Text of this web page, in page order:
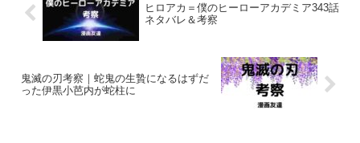
ヒロアカ＝僕のヒーローアカデミア343話
ネタバレ＆考察
鬼滅の刃考察｜蛇鬼の生贄になるはずだ
った伊黒小芭内が蛇柱に